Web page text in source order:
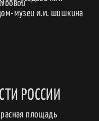
РОССИИ